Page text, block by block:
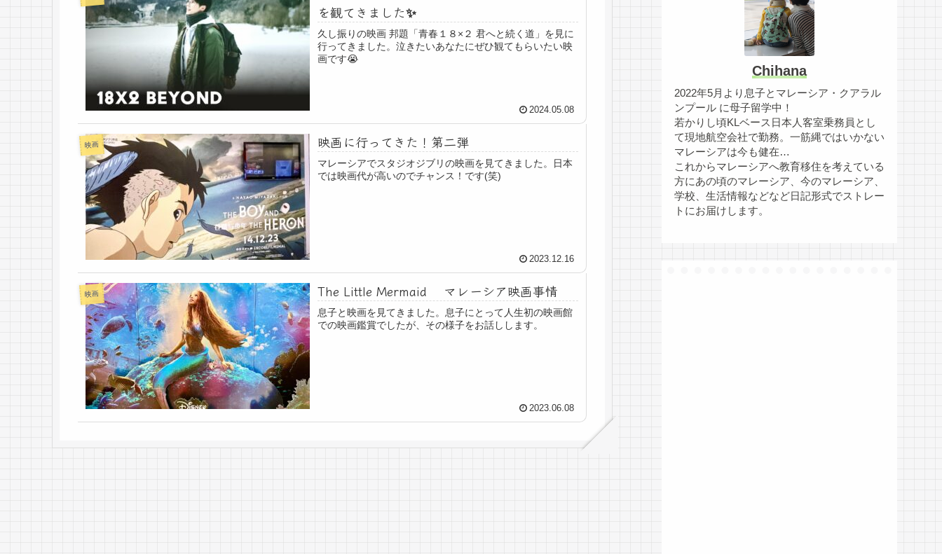
を観てきました✨
久し振りの映画 邦題「青春１８×２ 君へと続く道」を見に
行ってきました。泣きたいあなたにぜひ観てもらいたい映
画です😭
2024.05.08
映画 映画に行ってきた！第二弾
マレーシアでスタジオジブリの映画を見てきました。日本
では映画代が高いのでチャンス！です(笑)
2023.12.16
映画 The Little Mermaid マレーシア映画事情
息子と映画を見てきました。息子にとって人生初の映画館
での映画鑑賞でしたが、その様子をお話しします。
2023.06.08
Chihana
2022年5月より息子とマレーシア・クアラル
ンプール に母子留学中！
若かりし頃KLベース日本人客室乗務員とし
て現地航空会社で勤務。一筋縄ではいかない
マレーシアは今も健在…
これからマレーシアへ教育移住を考えている
方にあの頃のマレーシア、今のマレーシア、
学校、生活情報などなど日記形式でストレー
トにお届けします。